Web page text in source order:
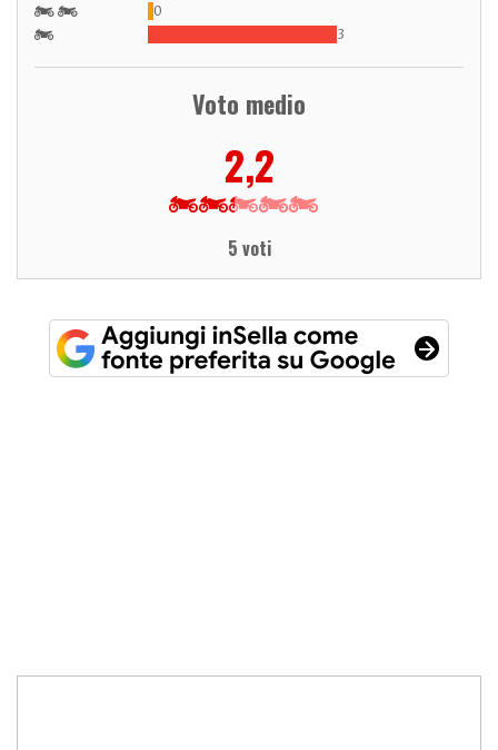
0
3
Voto medio
2,2
5 voti